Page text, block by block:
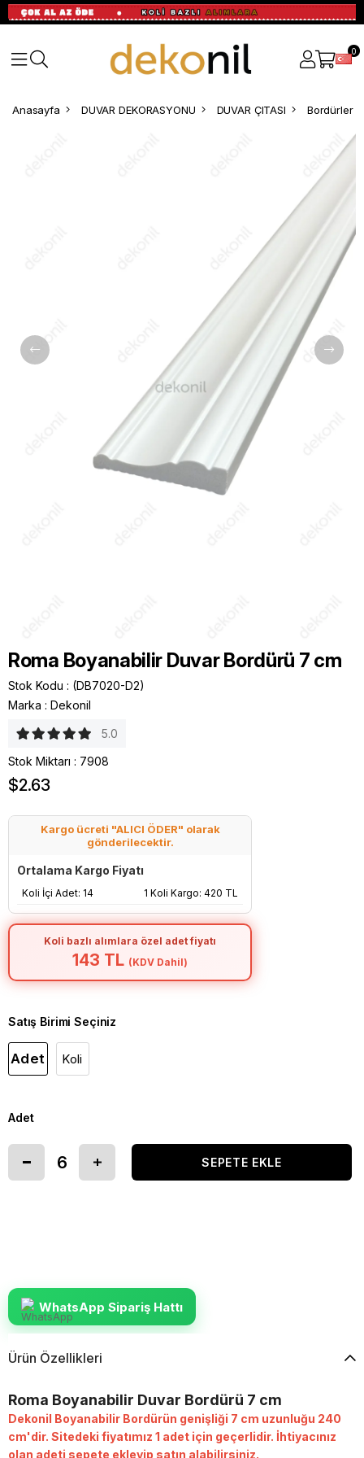
0
Anasayfa DUVAR DEKORASYONU DUVAR ÇITASI Bordürler
Roma Boyanabilir Duvar Bordürü 7 cm
Stok Kodu
(DB7020-D2)
Marka : Dekonil
5.0
Stok Miktarı : 7908
$2.63
Kargo ücreti "ALICI ÖDER" olarak
gönderilecektir.
Ortalama Kargo Fiyatı
Koli İçi Adet: 14 1 Koli Kargo: 420 TL
Koli bazlı alımlara özel adet fiyatı
143 TL (KDV Dahil)
Satış Birimi Seçiniz
Adet Koli
Adet
WhatsApp Sipariş Hattı
Ürün Özellikleri
Roma Boyanabilir Duvar Bordürü 7 cm
Dekonil Boyanabilir Bordürün genişliği 7 cm uzunluğu 240
cm'dir. Sitedeki fiyatımız 1 adet için geçerlidir. İhtiyacınız
olan adeti sepete ekleyip satın alabilirsiniz.